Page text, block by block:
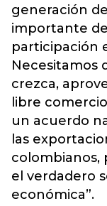
generación
importante
participación
Necesitamos
crezca,
libre
un acuerdo
las
colombianos,
el verdadero
económica”.